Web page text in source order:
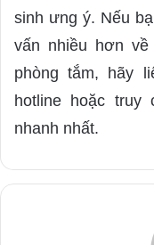
sinh ưng ý. Nếu
vấn nhiều hơn
phòng tắm, hãy
hotline hoặc truy
nhanh nhất.